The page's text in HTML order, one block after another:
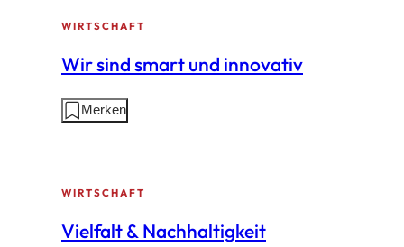
WIRTSCHAFT
Wir sind smart und innovativ
Aktionen
Merken
WIRTSCHAFT
Vielfalt & Nachhaltigkeit